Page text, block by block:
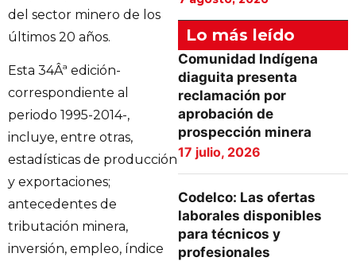
del sector minero de los
últimos 20 años.
Esta 34Âª edición-
correspondiente al
periodo 1995-2014-,
incluye, entre otras,
estadísticas de producción
y exportaciones;
antecedentes de
tributación minera,
inversión, empleo, índice
Lo más leído
Comunidad Indígena
diaguita presenta
reclamación por
aprobación de
prospección minera
17 julio, 2026
Codelco: Las ofertas
laborales disponibles
para técnicos y
profesionales